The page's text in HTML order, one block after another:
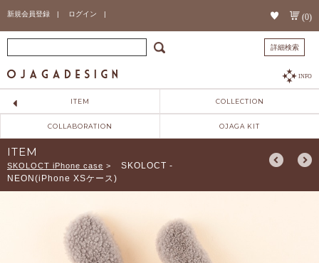
新規会員登録 | ログイン | (0)
詳細検索
INFO
ITEM COLLECTION
COLLABORATION OJAGA KIT
ITEM
SKOLOCT iPhone case >
SKOLOCT -
NEON(iPhone XSケース)